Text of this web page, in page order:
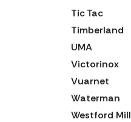
Tic Tac
Timberland
UMA
Victorinox
Vuarnet
Waterman
Westford Mill